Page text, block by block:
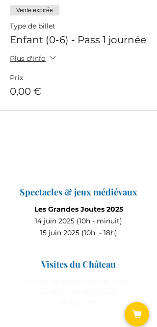
Vente expirée
Type de billet
Enfant (0-6) - Pass 1 journée
Plus d'info
Prix
0,00 €
Spectacles & jeux médiévaux
Les Grandes Joutes 2025
14 juin 2025 (10h - minuit)
15 juin 2025 (10h - 18h)
Visites du Château